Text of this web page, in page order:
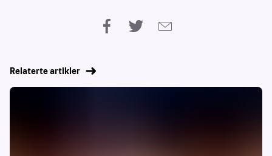
Relaterte artikler